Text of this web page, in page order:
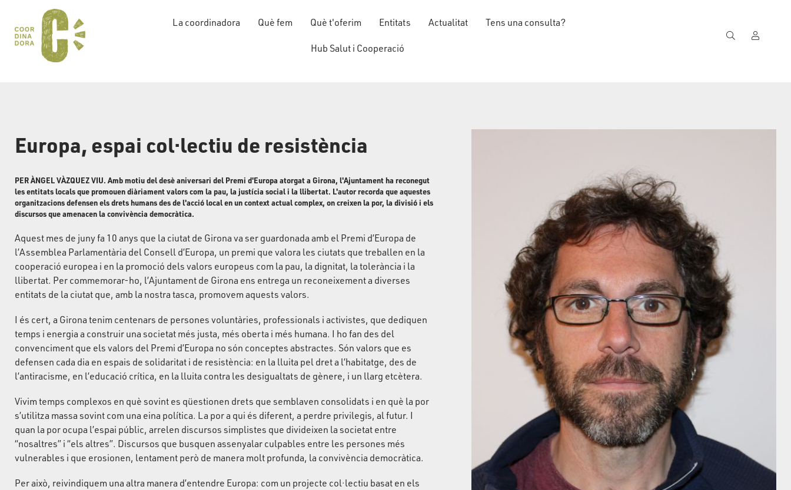
La coordinadora Què fem Què t'oferim Entitats Actualitat Tens una consulta?
Hub Salut i Cooperació
Europa, espai col·lectiu de resistència
PER ÀNGEL VÀZQUEZ VIU. Amb motiu del desè aniversari del Premi d'Europa atorgat a Girona, l'Ajuntament ha reconegut
les entitats locals que promouen diàriament valors com la pau, la justícia social i la llibertat. L'autor recorda que aquestes
organitzacions defensen els drets humans des de l'acció local en un context actual complex, on creixen la por, la divisió i els
discursos que amenacen la convivència democràtica.
Aquest mes de juny fa 10 anys que la ciutat de Girona va ser guardonada amb el Premi d’Europa de
l’Assemblea Parlamentària del Consell d’Europa, un premi que valora les ciutats que treballen en la
cooperació europea i en la promoció dels valors europeus com la pau, la dignitat, la tolerància i la
llibertat. Per commemorar-ho, l’Ajuntament de Girona ens entrega un reconeixement a diverses
entitats de la ciutat que, amb la nostra tasca, promovem aquests valors.
I és cert, a Girona tenim centenars de persones voluntàries, professionals i activistes, que dediquen
temps i energia a construir una societat més justa, més oberta i més humana. I ho fan des del
convenciment que els valors del Premi d’Europa no són conceptes abstractes. Són valors que es
defensen cada dia en espais de solidaritat i de resistència: en la lluita pel dret a l’habitatge, des de
l’antiracisme, en l’educació crítica, en la lluita contra les desigualtats de gènere, i un llarg etcètera.
Vivim temps complexos en què sovint es qüestionen drets que semblaven consolidats i en què la por
s’utilitza massa sovint com una eina política. La por a qui és diferent, a perdre privilegis, al futur. I
quan la por ocupa l’espai públic, arrelen discursos simplistes que divideixen la societat entre
“nosaltres” i “els altres”. Discursos que busquen assenyalar culpables entre les persones més
vulnerables i que erosionen, lentament però de manera molt profunda, la convivència democràtica.
Per això, reivindiquem una altra manera d’entendre Europa: com un projecte col·lectiu basat en els